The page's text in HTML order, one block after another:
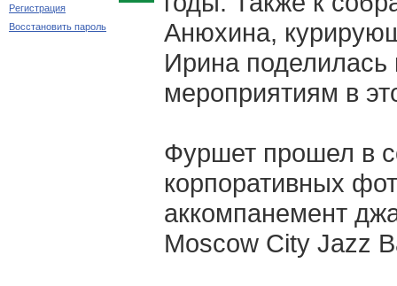
Регистрация
Восстановить пароль
Анюхина,
Ирина
мероприятиям в
Фуршет прошел в
корпоративных
аккомпанемент
Moscow City Jazz